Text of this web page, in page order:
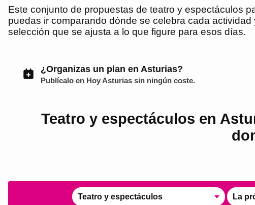
Este conjunto de propuestas de teatro y espectáculos
puedas ir comparando dónde se celebra cada
selección que se ajusta a lo que figure para esos días.
¿Organizas un plan en Asturias?
Publícalo en Hoy Asturias sin ningún coste.
Teatro y espectáculos en
Teatro y espectáculos La